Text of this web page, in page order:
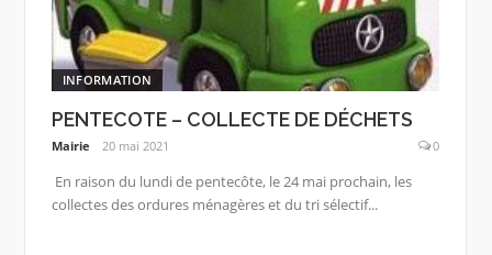
INFORMATION
PENTECOTE – COLLECTE DE DÉCHETS
Mairie 20 mai 2021 0
En raison du lundi de pentecôte, le 24 mai prochain, les
collectes des ordures ménagères et du tri sélectif...